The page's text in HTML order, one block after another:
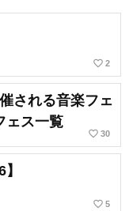
favorite_border 2
される音楽フェ
ェス一覧
favorite_border 30
favorite_border 5